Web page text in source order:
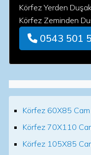
Körfez Yerden
Körfez Zeminden
0543 501
Körfez 60X85
Körfez 70X110
Körfez 105X85